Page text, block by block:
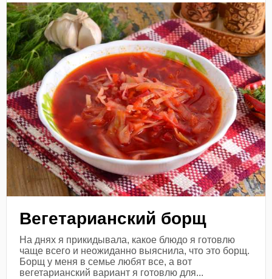
Вегетарианский борщ
На днях я прикидывала, какое блюдо я готовлю
чаще всего и неожиданно выяснила, что это борщ.
Борщ у меня в семье любят все, а вот
вегетарианский вариант я готовлю для...